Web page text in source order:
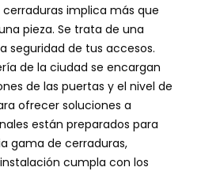
implica más que
pieza. Se trata de una
seguridad de tus accesos.
de la ciudad se encargan
de las puertas y el nivel de
ofrecer soluciones a
están preparados para
gama de cerraduras,
cumpla con los